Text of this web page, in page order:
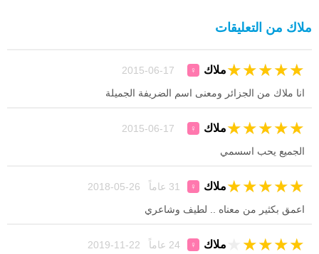
ملاك من التعليقات
ملاك ♀ ★
★
★
★
★
انا ملاك من الجزائر ومعنى اسم الضريفة الجميلة
ملاك ♀ ★
★
★
★
★
الجميع يحب اسسمي
ملاك ♀ ★
★
★
★
★
اعمق بكثير من معناه .. لطيف وشاعري
ملاك ♀ ★
★
★
★